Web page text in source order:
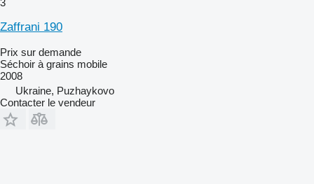
3
Zaffrani 190
Prix sur demande
Séchoir à grains mobile
2008
Ukraine, Puzhaykovo
Contacter le vendeur